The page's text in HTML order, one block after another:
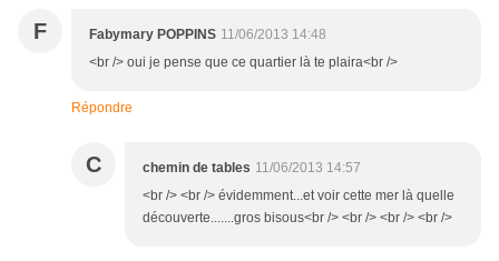
F Fabymary POPPINS 11/06/2013 14:48
<br /> oui je pense que ce quartier là te plaira<br />
Répondre
C chemin de tables 11/06/2013 14:57
<br /> <br /> évidemment...et voir cette mer là quelle
découverte.......gros bisous<br /> <br /> <br /> <br />